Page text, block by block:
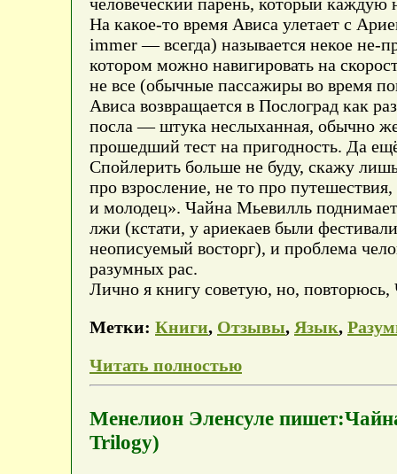
На какое-то время Ависа улетает с
immer — всегда) называется некое не-
котором можно навигировать на
не все (обычные пассажиры во время
Ависа возвращается в Послоград как
посла — штука неслыханная, обычно же
прошедший тест на пригодность. Да
Спойлерить больше не буду, скажу
про взросление, не то про
и молодец». Чайна Мьевилль
лжи (кстати, у ариекаев были
неописуемый восторг), и проблема
разумных рас.
Лично я книгу советую, но,
Метки: Книги, Отзывы, Язык,
Читать полностью
Менелион Эленсуле
Trilogy)